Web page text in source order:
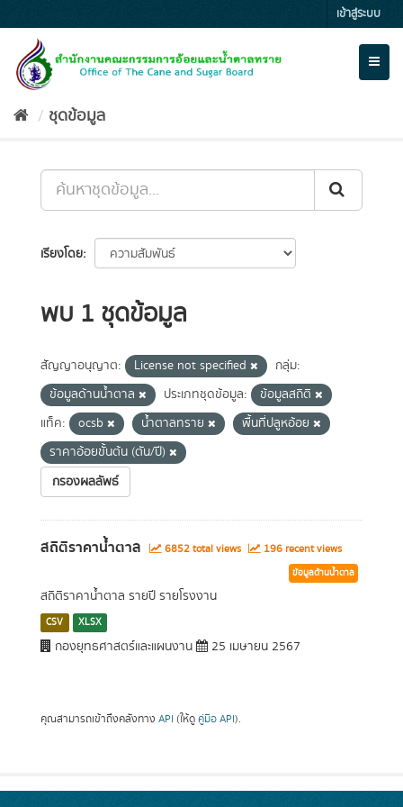
to
content
เข้าสู่ระบบ
ชุดข้อมูล
เรียงโดย
พบ 1 ชุดข้อมูล
สัญญาอนุญาต: License not specified
กลุ่ม:
ข้อมูลด้านน้ำตาล
ประเภทชุดข้อมูล:
ข้อมูลสถิติ
แท็ค:
ocsb น้ำตาลทราย
พื้นที่ปลูหอ้อย
ราคาอ้อยขั้นต้น (ตัน/ปี)
กรองผลลัพธ์
สถิติราคาน้ำตาล 6852 total views 196 recent views
ข้อมูลด้านน้ำตาล
สถิติราคาน้ำตาล รายปี รายโรงงาน
CSV XLSX
กองยุทธศาสตร์และแผนงาน 25 เมษายน 2567
คุณสามารถเข้าถึงคลังทาง API (ให้ดู คู่มือ API).